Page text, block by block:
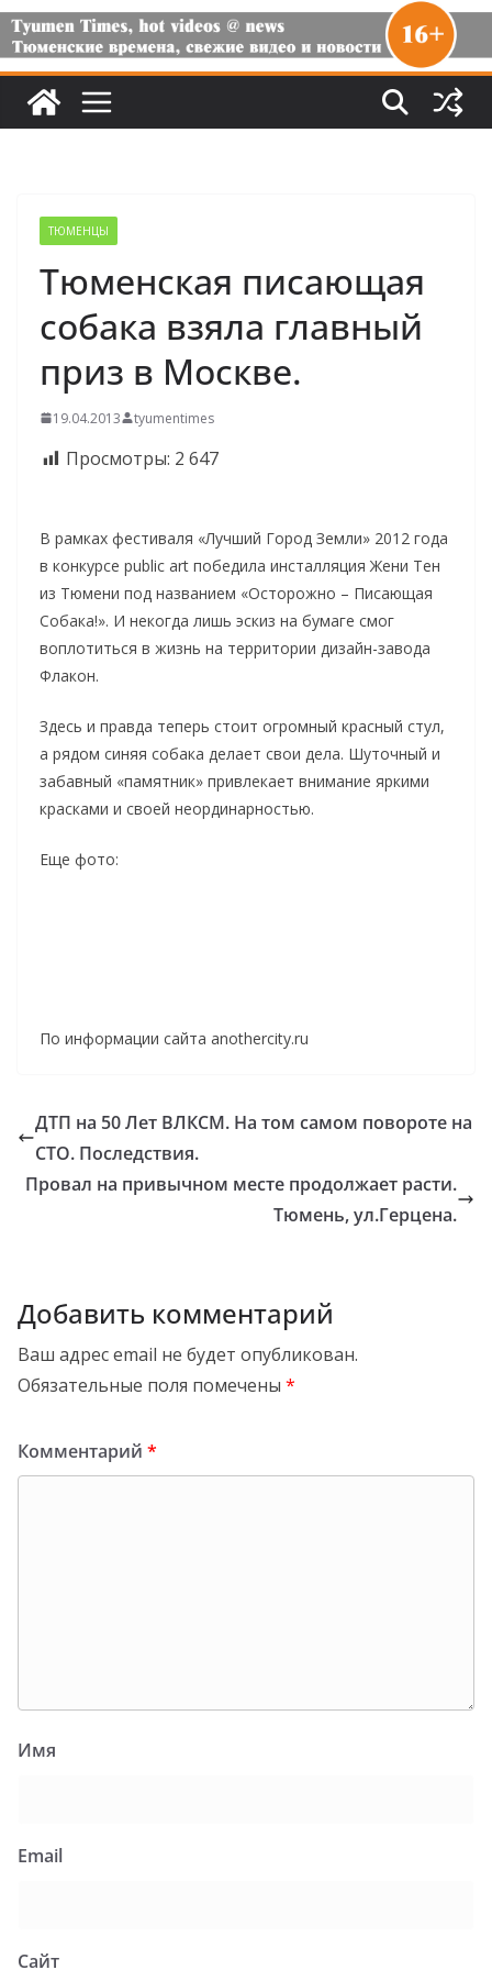
ТЮМЕНЦЫ
Тюменская писающая
собака взяла главный
приз в Москве.
19.04.2013 tyumentimes
Просмотры: 2 647
В рамках фестиваля «Лучший Город Земли» 2012 года
в конкурсе public art победила инсталляция Жени Тен
из Тюмени под названием «Осторожно – Писающая
Собака!». И некогда лишь эскиз на бумаге смог
воплотиться в жизнь на территории дизайн-завода
Флакон.
Здесь и правда теперь стоит огромный красный стул,
а рядом синяя собака делает свои дела. Шуточный и
забавный «памятник» привлекает внимание яркими
красками и своей неординарностью.
Еще фото:
По информации сайта anothercity.ru
ДТП на 50 Лет ВЛКСМ. На том самом повороте на
СТО. Последствия.
Провал на привычном месте продолжает расти.
Тюмень, ул.Герцена.
Добавить комментарий
Ваш адрес email не будет опубликован.
Обязательные поля помечены *
Комментарий *
Имя
Email
Сайт